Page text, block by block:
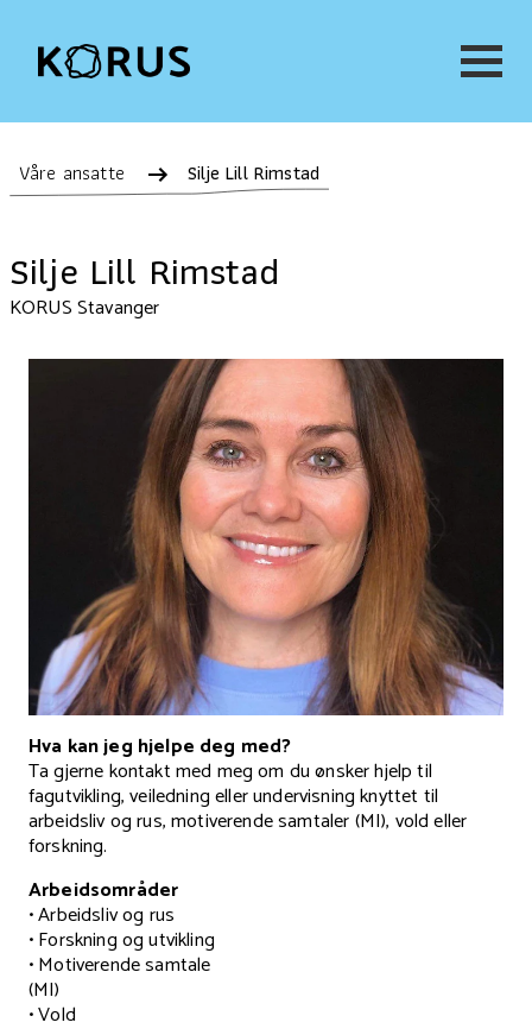
Våre ansatte Silje Lill Rimstad
Silje Lill Rimstad
KORUS Stavanger
Hva kan jeg hjelpe deg med?
Ta gjerne kontakt med meg om du ønsker hjelp til
fagutvikling, veiledning eller undervisning knyttet til
arbeidsliv og rus, motiverende samtaler (MI), vold eller
forskning.
Arbeidsområder
• Arbeidsliv og rus
• Forskning og utvikling
• Motiverende samtale
(MI)
• Vold